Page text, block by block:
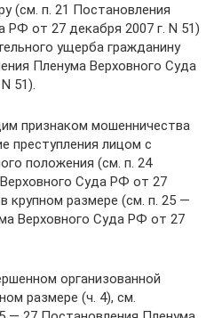
(см. п. 21 Постановления
РФ от 27 декабря 2007 г. N 51)
ущерба гражданину
Пленума Верховного Суда
51).
признаком мошенничества
преступления лицом с
положения (см. п. 24
Суда РФ от 27
крупном размере (см. п. 25 —
Верховного Суда РФ от 27
организованной
размере (ч. 4), см.